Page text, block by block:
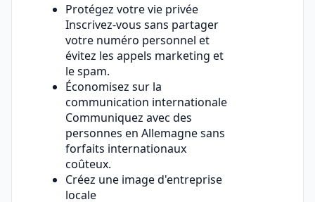
Protégez votre vie privée
Inscrivez-vous sans partager
votre numéro personnel et
évitez les appels marketing et
le spam.
Économisez sur la
communication internationale
Communiquez avec des
personnes en Allemagne sans
forfaits internationaux
coûteux.
Créez une image d'entreprise
locale